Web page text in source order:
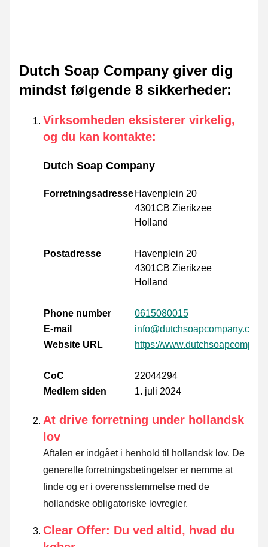
Dutch Soap Company giver dig
mindst følgende 8 sikkerheder:
Virksomheden eksisterer virkelig,
og du kan kontakte:
Dutch Soap Company
Forretningsadresse Havenplein 20
4301CB Zierikzee
Holland
Postadresse
Havenplein 20
4301CB Zierikzee
Holland
Phone number
0615080015
E-mail
info@dutchsoapcompany.com
Website URL
https://
CoC
22044294
Medlem siden
1. juli 2024
At drive forretning under hollandsk
lov
Aftalen er indgået i henhold til hollandsk lov. De
generelle forretningsbetingelser er nemme at
finde og er i overensstemmelse med de
hollandske obligatoriske lovregler.
Clear Offer: Du ved altid, hvad du